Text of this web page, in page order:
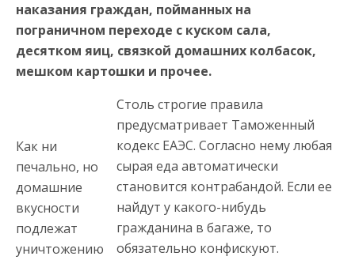
наказания граждан, пойманных на
пограничном переходе с куском сала,
десятком яиц, связкой домашних колбасок,
мешком картошки и прочее.
Как ни
печально, но
домашние
вкусности
подлежат
уничтожению
Столь строгие правила
предусматривает Таможенный
кодекс ЕАЭС. Согласно нему любая
сырая еда автоматически
становится контрабандой. Если ее
найдут у какого-нибудь
гражданина в багаже, то
обязательно конфискуют.